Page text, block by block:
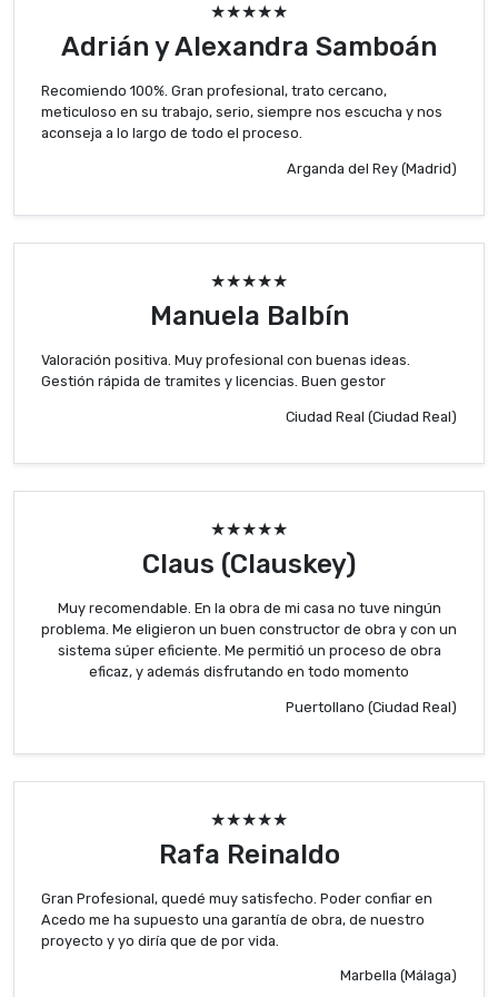
★★★★★
Adrián y Alexandra Samboán
Recomiendo 100%. Gran profesional, trato cercano,
meticuloso en su trabajo, serio, siempre nos escucha y nos
aconseja a lo largo de todo el proceso.
Arganda del Rey (Madrid)
★★★★★
Manuela Balbín
Valoración positiva. Muy profesional con buenas ideas.
Gestión rápida de tramites y licencias. Buen gestor
Ciudad Real (Ciudad Real)
★★★★★
Claus (Clauskey)
Muy recomendable. En la obra de mi casa no tuve ningún
problema. Me eligieron un buen constructor de obra y con un
sistema súper eficiente. Me permitió un proceso de obra
eficaz, y además disfrutando en todo momento
Puertollano (Ciudad Real)
★★★★★
Rafa Reinaldo
Gran Profesional, quedé muy satisfecho. Poder confiar en
Acedo me ha supuesto una garantía de obra, de nuestro
proyecto y yo diría que de por vida.
Marbella (Málaga)